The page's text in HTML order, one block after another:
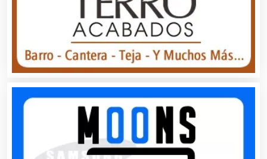
Aluminio
Análisis Clínicos